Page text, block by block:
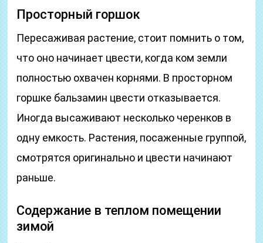
Просторный горшок
Пересаживая растение, стоит помнить о том,
что оно начинает цвести, когда ком земли
полностью охвачен корнями. В просторном
горшке бальзамин цвести отказывается.
Иногда высаживают несколько черенков в
одну емкость. Растения, посаженные группой,
смотрятся оригинально и цвести начинают
раньше.
Содержание в теплом помещении
зимой